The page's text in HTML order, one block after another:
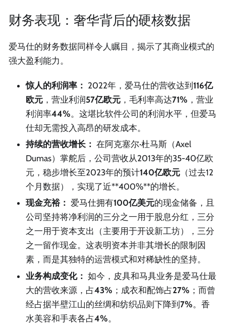
财务表现：奢华背后的硬核数据
爱马仕的财务数据同样令人瞩目，揭示了其商业模式的
强大盈利能力。
惊人的利润率： 2022年，爱马仕的营收达到116亿
欧元 ，营业利润57亿欧元 ，毛利率高达71% ，营业
利润率44%。这堪比软件公司的利润水平，但爱马
仕却无需投入高昂的研发成本。
持续的营收增长： 在阿克塞尔·杜马斯（Axel
Dumas）掌舵后，公司营收从2013年的35-40亿欧
元，稳步增长至2023年的预计140亿欧元 （过去12
个月数据），实现了近**400%**的增长。
现金充裕： 爱马仕拥有100亿美元的现金储备，且
公司坚持将净利润的三分之一用于股息分红，三分
之一用于资本支出（主要用于开设新工坊），三分
之一留作现金。这表明资本并非其增长的限制因
素，而是其独特的运营模式和对稀缺性的坚持。
业务构成变化： 如今，皮具和马具业务是爱马仕最
大的营收来源，占43% ；成衣和配饰占27% ；而曾
经占据半壁江山的丝绸和纺织品则下降到7%。香
水美容和手表各占4%。